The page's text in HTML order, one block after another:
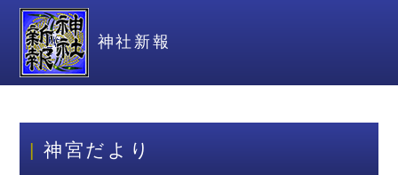
神社新報
神宮だより